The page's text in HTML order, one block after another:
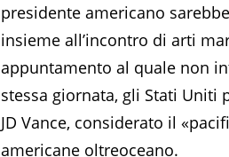
presidente americano
insieme all’incontro di arti
appuntamento al quale non
stessa giornata, gli Stati Uniti
JD Vance, considerato il
americane oltreoceano.